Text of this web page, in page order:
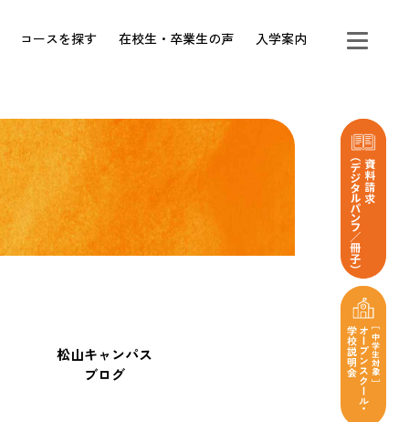
コースを探す 在校生・卒業生の声 入学案内
松山キャンパス
ブログ